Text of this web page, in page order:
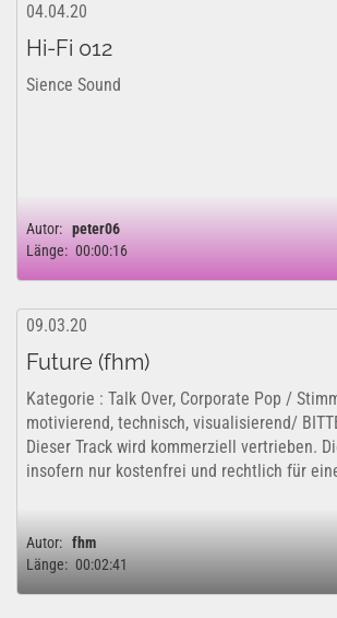
04.04.20
Hi-Fi 012
Sience Sound
Autor: peter06
Länge: 00:00:16
09.03.20
Future (fhm)
Kategorie : Talk Over, Corporate Pop /
motivierend, technisch, visualisierend/
Dieser Track wird kommerziell vertrieben.
insofern nur kostenfrei und rechtlich für
Autor: fhm
Länge: 00:02:41